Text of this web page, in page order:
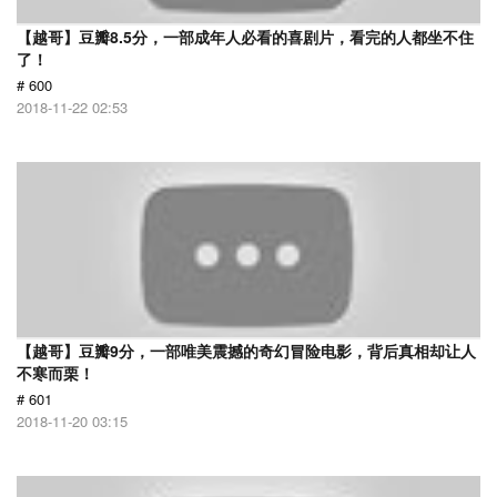
【越哥】豆瓣8.5分，一部成年人必看的喜剧片，看完的人都坐不住
了！
# 600
2018-11-22 02:53
【越哥】豆瓣9分，一部唯美震撼的奇幻冒险电影，背后真相却让人
不寒而栗！
# 601
2018-11-20 03:15